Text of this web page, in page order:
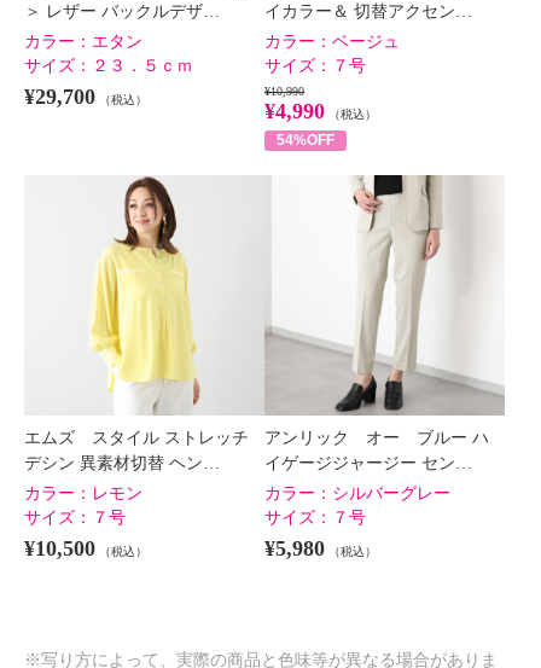
＞ レザー バックルデザ…
カラー： エタン
サイズ： ２３．５ｃｍ
¥29,700 （税込）
イカラー＆ 切替アクセン…
カラー： ベージュ
サイズ：
７号
¥10,990
¥4,990 （税込）
54%OFF
エムズ スタイル ストレッチ
デシン 異素材切替 ヘン…
カラー： レモン
サイズ：
７号
¥10,500 （税込）
アンリック オー ブルー ハ
イゲージジャージー セン…
カラー： シルバーグレー
サイズ：
７号
¥5,980 （税込）
※写り方によって、実際の商品と色味等が異なる場合がありま